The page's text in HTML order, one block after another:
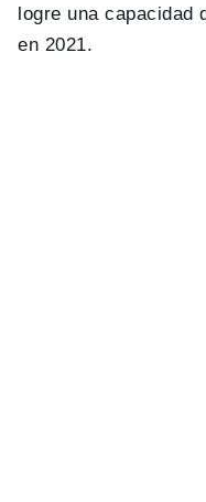
logre una capacidad
en 2021.